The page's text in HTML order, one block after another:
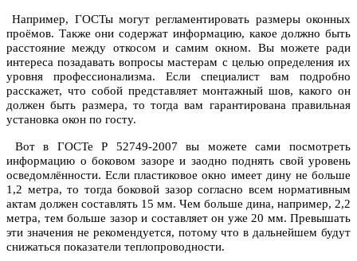
Например, ГОСТы могут регламентировать размеры оконных
проёмов. Также они содержат информацию, какое должно быть
расстояние между откосом и самим окном. Вы можете ради
интереса позадавать вопросы мастерам с целью определения их
уровня профессионализма. Если специалист вам подробно
расскажет, что собой представляет монтажный шов, какого он
должен быть размера, то тогда вам гарантирована правильная
установка окон по госту.
Вот в ГОСТе Р 52749-2007 вы можете сами посмотреть
информацию о боковом зазоре и заодно поднять свой уровень
осведомлённости. Если пластиковое окно имеет дину не больше
1,2 метра, то тогда боковой зазор согласно всем нормативным
актам должен составлять 15 мм. Чем больше дина, например, 2,2
метра, тем больше зазор и составляет он уже 20 мм. Превышать
эти значения не рекомендуется, потому что в дальнейшем будут
снижаться показатели теплопроводности.